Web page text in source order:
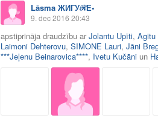
Lāsma ЖИГУℛЕ•
9. dec 2016 20:43
apstiprināja draudzību arJolantu Upīti, Agitu
Laimoni Dehterovu, SIMONE Lauri, Jāni
***Jeļenu Beinarovica****, Ivetu Kučāni un